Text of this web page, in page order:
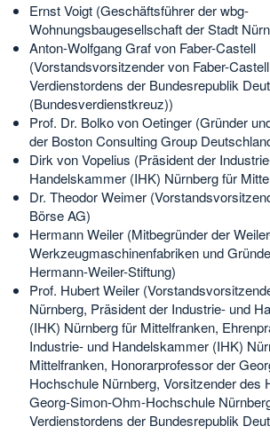
Ernst Voigt (Geschäftsführer der wbg-
Wohnungsbaugesellschaft der Stadt
Anton-Wolfgang Graf von Faber-Castell
(Vorstandsvorsitzender von Faber-
Verdienstordens der Bundesrepublik
(Bundesverdienstkreuz))
Prof. Dr. Bolko von Oetinger (Gründer
der Boston Consulting Group
Dirk von Vopelius (Präsident der
Handelskammer (IHK) Nürnberg für
Dr. Theodor Weimer
Börse AG)
Hermann Weiler (Mitbegründer der
Werkzeugmaschinenfabriken und
Hermann-Weiler-Stiftung)
Prof. Hubert Weiler
Nürnberg, Präsident der Industrie- und
(IHK) Nürnberg für Mittelfranken,
Industrie- und Handelskammer (IHK)
Mittelfranken, Honorarprofessor der
Hochschule Nürnberg, Vorsitzender des
Georg-Simon-Ohm-Hochschule
Verdienstordens der Bundesrepublik